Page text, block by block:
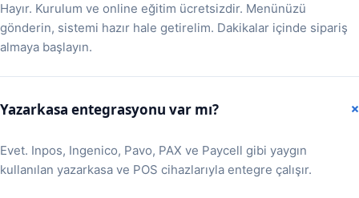
Hayır. Kurulum ve online eğitim ücretsizdir. Menünüzü
gönderin, sistemi hazır hale getirelim. Dakikalar içinde sipariş
almaya başlayın.
Yazarkasa entegrasyonu var mı?
Evet. Inpos, Ingenico, Pavo, PAX ve Paycell gibi yaygın
kullanılan yazarkasa ve POS cihazlarıyla entegre çalışır.